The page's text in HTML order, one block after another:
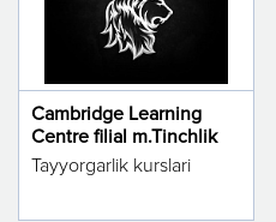
Cambridge Learning
Centre filial m.Tinchlik
Tayyorgarlik kurslari